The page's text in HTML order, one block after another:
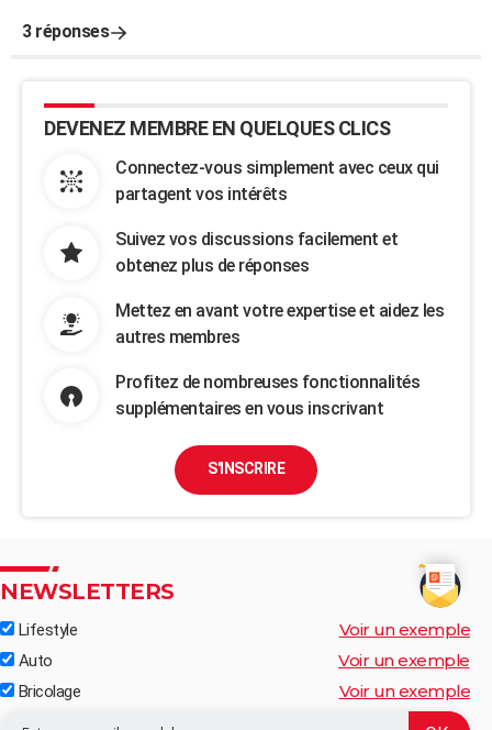
3 réponses
DEVENEZ MEMBRE EN QUELQUES CLICS
Connectez-vous simplement avec ceux qui
partagent vos intérêts
Suivez vos discussions facilement et
obtenez plus de réponses
Mettez en avant votre expertise et aidez les
autres membres
Profitez de nombreuses fonctionnalités
supplémentaires en vous inscrivant
S'INSCRIRE
NEWSLETTERS
Lifestyle Voir un exemple
Auto Voir un exemple
Bricolage Voir un exemple